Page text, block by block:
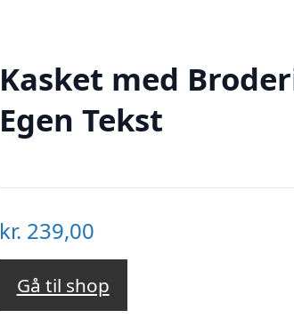
Kasket med
Egen Tekst
kr. 239,00
Gå til shop